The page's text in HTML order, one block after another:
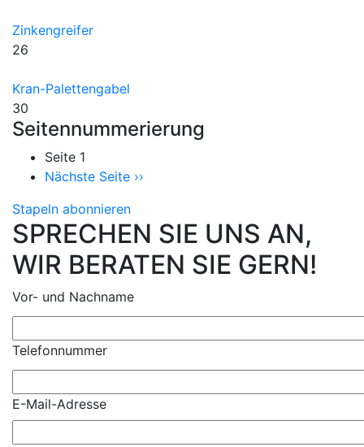
Zinkengreifer
26
Kran-Palettengabel
30
Seitennummerierung
Seite 1
Nächste Seite ››
Stapeln abonnieren
SPRECHEN SIE UNS AN,
WIR BERATEN SIE GERN!
Vor- und Nachname
Telefonnummer
E-Mail-Adresse